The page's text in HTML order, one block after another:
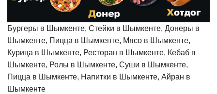
Бургеры в Шымкенте, Стейки в Шымкенте, Донеры в
Шымкенте, Пицца в Шымкенте, Мясо в Шымкенте,
Курица в Шымкенте, Ресторан в Шымкенте, Кебаб в
Шымкенте, Ролы в Шымкенте, Суши в Шымкенте,
Пицца в Шымкенте, Напитки в Шымкенте, Айран в
Шымкенте